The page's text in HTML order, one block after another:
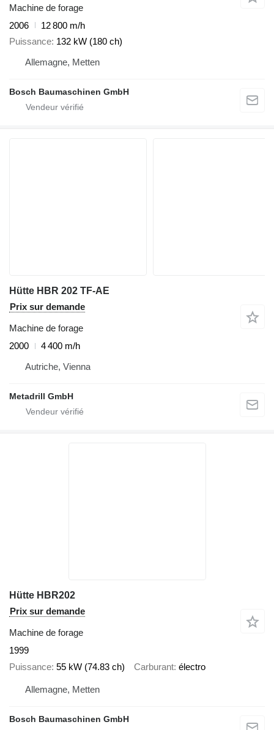
Machine de forage
2006
12 800 m/h
Puissance 132 kW (180 ch)
Allemagne, Metten
Bosch Baumaschinen GmbH
Hütte HBR 202 TF-AE
Prix sur demande
Machine de forage
2000
4 400 m/h
Autriche, Vienna
Metadrill GmbH
Hütte HBR202
Prix sur demande
Machine de forage
1999
Puissance 55 kW (74.83 ch) Carburant électro
Allemagne, Metten
Bosch Baumaschinen GmbH